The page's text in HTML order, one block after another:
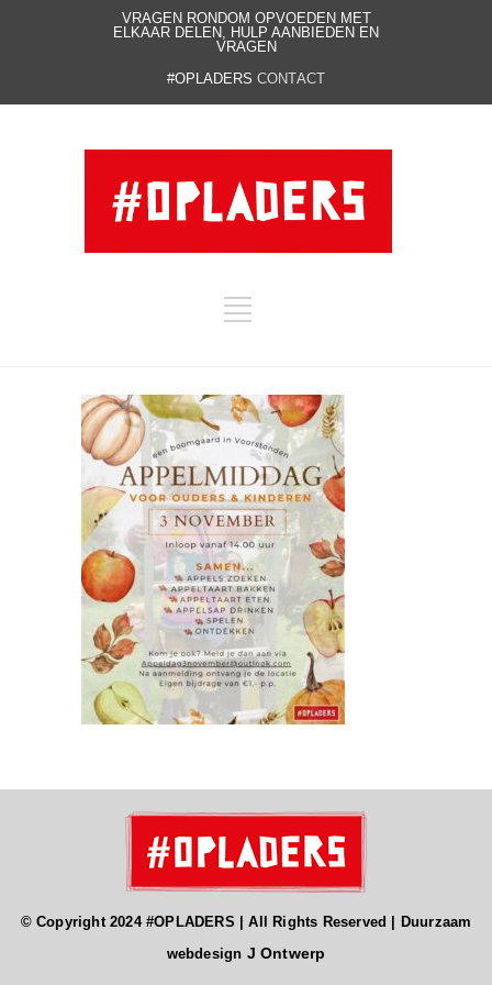
VRAGEN RONDOM OPVOEDEN MET
ELKAAR DELEN, HULP AANBIEDEN EN
VRAGEN
#OPLADERS CONTACT
© Copyright 2024 #OPLADERS | All Rights Reserved | Duurzaam
webdesign J Ontwerp